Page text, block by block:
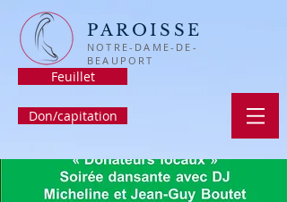
PAROISSE
NOTRE-DAME-DE-
BEAUPORT
Feuillet
Don/capitation